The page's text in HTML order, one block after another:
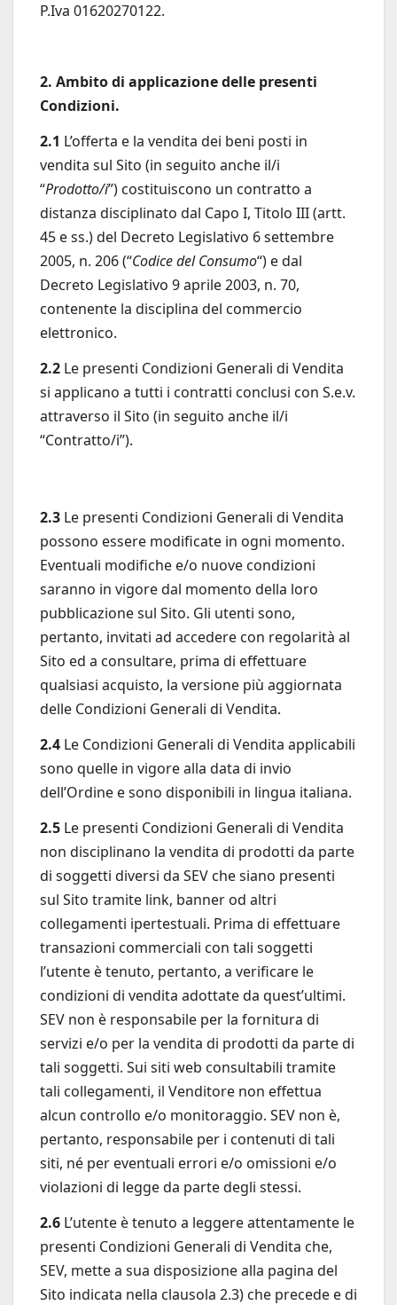
P.Iva 01620270122.
2. Ambito di applicazione delle presenti
Condizioni.
2.1 L’offerta e la vendita dei beni posti in
vendita sul Sito (in seguito anche il/i
“Prodotto/i”) costituiscono un contratto a
distanza disciplinato dal Capo I, Titolo III (artt.
45 e ss.) del Decreto Legislativo 6 settembre
2005, n. 206 (“Codice del Consumo“) e dal
Decreto Legislativo 9 aprile 2003, n. 70,
contenente la disciplina del commercio
elettronico.
2.2 Le presenti Condizioni Generali di Vendita
si applicano a tutti i contratti conclusi con S.e.v.
attraverso il Sito (in seguito anche il/i
“Contratto/i”).
2.3 Le presenti Condizioni Generali di Vendita
possono essere modificate in ogni momento.
Eventuali modifiche e/o nuove condizioni
saranno in vigore dal momento della loro
pubblicazione sul Sito. Gli utenti sono,
pertanto, invitati ad accedere con regolarità al
Sito ed a consultare, prima di effettuare
qualsiasi acquisto, la versione più aggiornata
delle Condizioni Generali di Vendita.
2.4 Le Condizioni Generali di Vendita applicabili
sono quelle in vigore alla data di invio
dell’Ordine e sono disponibili in lingua italiana.
2.5 Le presenti Condizioni Generali di Vendita
non disciplinano la vendita di prodotti da parte
di soggetti diversi da SEV che siano presenti
sul Sito tramite link, banner od altri
collegamenti ipertestuali. Prima di effettuare
transazioni commerciali con tali soggetti
l’utente è tenuto, pertanto, a verificare le
condizioni di vendita adottate da quest’ultimi.
SEV non è responsabile per la fornitura di
servizi e/o per la vendita di prodotti da parte di
tali soggetti. Sui siti web consultabili tramite
tali collegamenti, il Venditore non effettua
alcun controllo e/o monitoraggio. SEV non è,
pertanto, responsabile per i contenuti di tali
siti, né per eventuali errori e/o omissioni e/o
violazioni di legge da parte degli stessi.
2.6 L’utente è tenuto a leggere attentamente le
presenti Condizioni Generali di Vendita che,
SEV, mette a sua disposizione alla pagina del
Sito indicata nella clausola 2.3) che precede e di